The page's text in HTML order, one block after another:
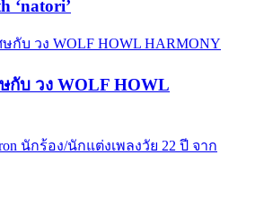
‘natori’
กับ วง WOLF HOWL